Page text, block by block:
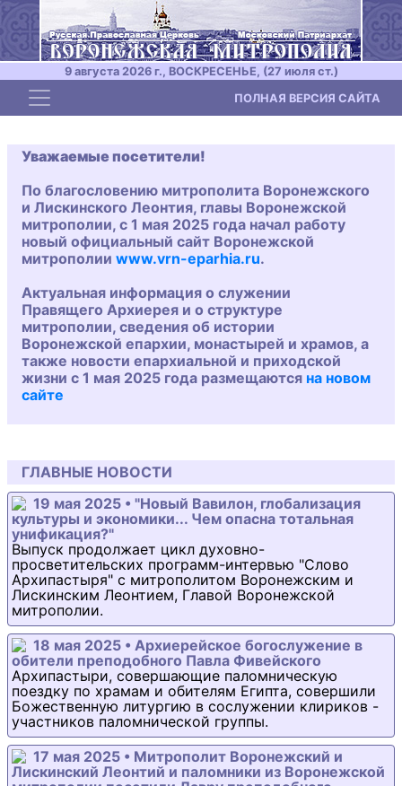
9 августа 2026 г., ВОСКРЕСЕНЬЕ, (27 июля ст.)
Toggle navigation ПОЛНАЯ ВЕРСИЯ САЙТА
Уважаемые посетители!
По благословению митрополита Воронежского
и Лискинского Леонтия, главы Воронежской
митрополии, с 1 мая 2025 года начал работу
новый официальный сайт Воронежской
митрополии www.vrn-eparhia.ru.
Актуальная информация о служении
Правящего Архиерея и о структуре
митрополии, сведения об истории
Воронежской епархии, монастырей и храмов, а
также новости епархиальной и приходской
жизни с 1 мая 2025 года размещаются на новом
сайте
ГЛАВНЫЕ НОВОСТИ
19 мая 2025 • "Новый Вавилон, глобализация
культуры и экономики... Чем опасна тотальная
унификация?"
Выпуск продолжает цикл духовно-
просветительских программ-интервью "Слово
Архипастыря" с митрополитом Воронежским и
Лискинским Леонтием, Главой Воронежской
митрополии.
18 мая 2025 • Архиерейское богослужение в
обители преподобного Павла Фивейского
Архипастыри, совершающие паломническую
поездку по храмам и обителям Египта, совершили
Божественную литургию в сослужении клириков -
участников паломнической группы.
17 мая 2025 • Митрополит Воронежский и
Лискинский Леонтий и паломники из Воронежской